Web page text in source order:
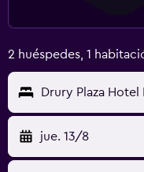
2 huéspedes, 1
Drury Plaza
jue. 13/8